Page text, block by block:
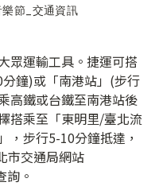
節_交通資訊
眾運輸工具。捷運可搭
鐘)或「南港站」(步行
高鐵或台鐵至南港站後
搭乘至「東明里/臺北流
，步行5-10分鐘抵達，
市交通局網站
。